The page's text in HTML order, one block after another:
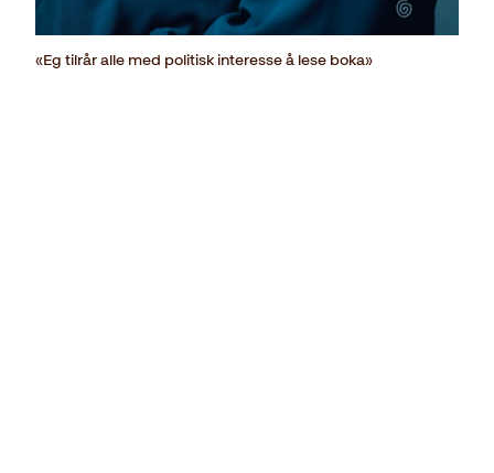
«Eg tilrår alle med politisk interesse å lese boka»